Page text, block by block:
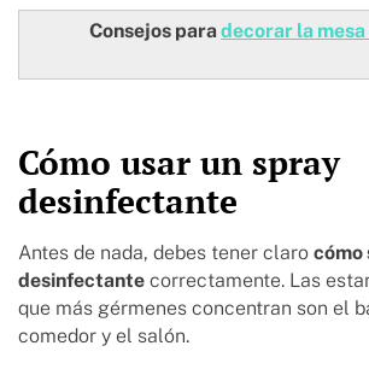
Consejos para decorar la
Cómo usar un spray
desinfectante
Antes de nada, debes tener claro cómo
desinfectante correctamente. Las
que más gérmenes concentran son el
comedor y el salón.